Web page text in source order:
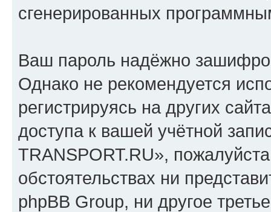
сгенерированных
Ваш пароль надёжно
Однако не рекомендуется
регистрируясь на других
доступа к вашей учётной
TRANSPORT.RU»,
обстоятельствах ни
phpBB Group, ни другое